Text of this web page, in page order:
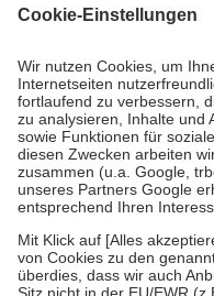
Grundsätzlich leisten
höchstens zehn Euro.
Es
tatsächlichen Kosten der
Diese Regeln gelten
Bei Heilmitteln und
Zuzahlung zehn Prozent
Verordnung.
Um das Engagement der
zu stärken und die
fallenkeine Zuzahlungen
• Kindern und
mit Ausnahme der